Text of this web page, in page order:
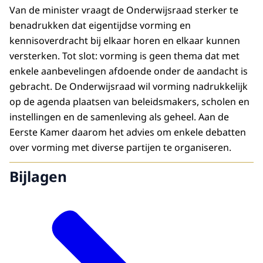
Van de minister vraagt de Onderwijsraad sterker te
benadrukken dat eigentijdse vorming en
kennisoverdracht bij elkaar horen en elkaar kunnen
versterken. Tot slot: vorming is geen thema dat met
enkele aanbevelingen afdoende onder de aandacht is
gebracht. De Onderwijsraad wil vorming nadrukkelijk
op de agenda plaatsen van beleidsmakers, scholen en
instellingen en de samenleving als geheel. Aan de
Eerste Kamer daarom het advies om enkele debatten
over vorming met diverse partijen te organiseren.
Bijlagen